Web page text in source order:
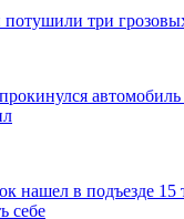
три
нашел в подъезде 15
себе